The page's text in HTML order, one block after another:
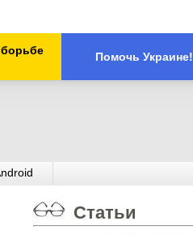
Помочь Украине!
Статьи